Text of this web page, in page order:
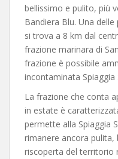
bellissimo e pulito, più
Bandiera Blu. Una
si trova a 8 km dal
frazione marinara di
frazione è possibile
incontaminata Spiaggia
La frazione che conta
in estate è
permette alla Spiaggia
rimanere ancora pulita,
riscoperta del territorio